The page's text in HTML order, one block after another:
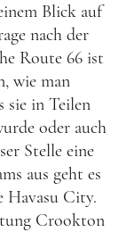
Blick auf
nach der
Route 66 ist
wie man
sie in Teilen
oder auch
Stelle eine
aus geht es
Havasu City.
Crookton